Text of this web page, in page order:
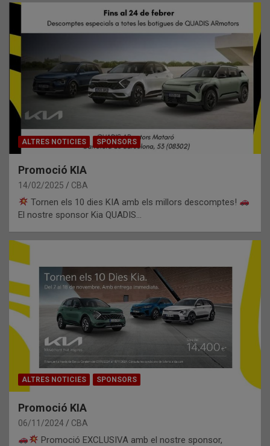
ALTRES NOTICIES SPONSORS
Promoció KIA
14/02/2025 CBA
Tornen els 10 dies KIA amb els millors descomptes!
El nostre sponsor Kia QUADIS…
ALTRES NOTICIES SPONSORS
Promoció KIA
06/11/2024 CBA
Promoció EXCLUSIVA amb el nostre sponsor,